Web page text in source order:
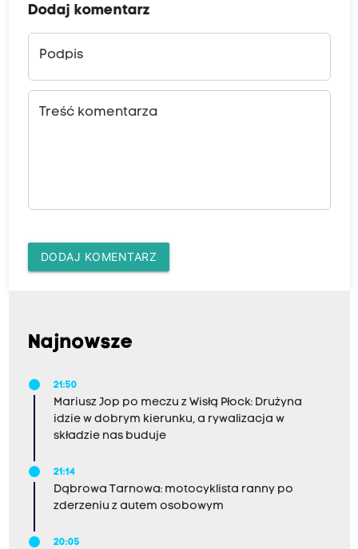
Dodaj komentarz
Podpis
Treść komentarza
DODAJ KOMENTARZ
Najnowsze
21:50
Mariusz Jop po meczu z Wisłą Płock: Drużyna
idzie w dobrym kierunku, a rywalizacja w
składzie nas buduje
21:14
Dąbrowa Tarnowa: motocyklista ranny po
zderzeniu z autem osobowym
20:05